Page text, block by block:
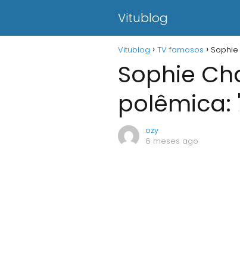
Vitublog
Vitublog TV famosos
Sophie
polêmica:
ozy
6 meses ago